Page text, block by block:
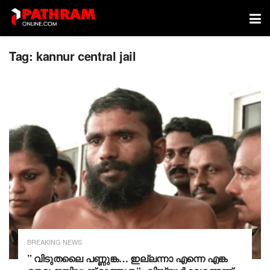
Tag: kannur central jail
BREAKING NEWS
” വിടുതലൈ പണ്ണുങ്ക… ഇല്ലന്നാ എന്നെ എങ്ക